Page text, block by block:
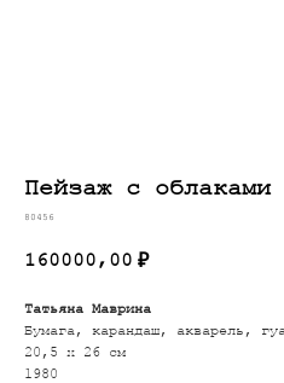
Пейзаж с облаками
80456
160000,00 ₽
Татьяна Маврина
Бумага, карандаш, акварель,
20,5 х 26 см
1980